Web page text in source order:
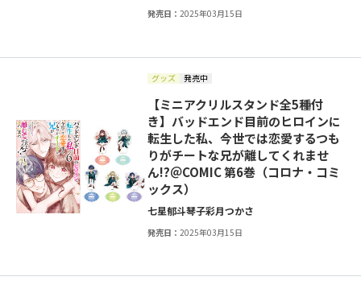
発売日：2025年03月15日
グッズ 発売中
【ミニアクリルスタンド全5種付
き】バッドエンド目前のヒロインに
転生した私、今世では恋愛するつも
りがチートな兄が離してくれませ
ん!?＠COMIC 第6巻（コロナ・コミ
ックス）
七星郁斗琴子彩月つかさ
発売日：2025年03月15日